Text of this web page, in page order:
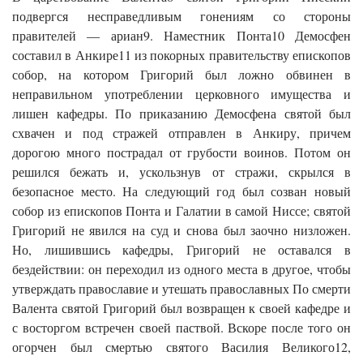
подвергся несправедливым гонениям со стороны
правителей — ариан9. Наместник Понта10 Демосфен
составил в Анкире11 из покорных правительству епископов
собор, на котором Григорий был ложно обвинен в
неправильном употреблении церковного имущества и
лишен кафедры. По приказанию Демосфена святой был
схвачен и под стражей отправлен в Анкиру, причем
дорогою много пострадал от грубости воинов. Потом он
решился бежать и, ускользнув от стражи, скрылся в
безопасное место. На следующий год был созван новый
собор из епископов Понта и Галатии в самой Ниссе; святой
Григорий не явился на суд и снова был заочно низложен.
Но, лишившись кафедры, Григорий не оставался в
бездействии: он переходил из одного места в другое, чтобы
утверждать православие и утешать православных По смерти
Валента святой Григорий был возвращен к своей кафедре и
с восторгом встречен своей паствой. Вскоре после того он
огорчен был смертью святого Василия Великого12,